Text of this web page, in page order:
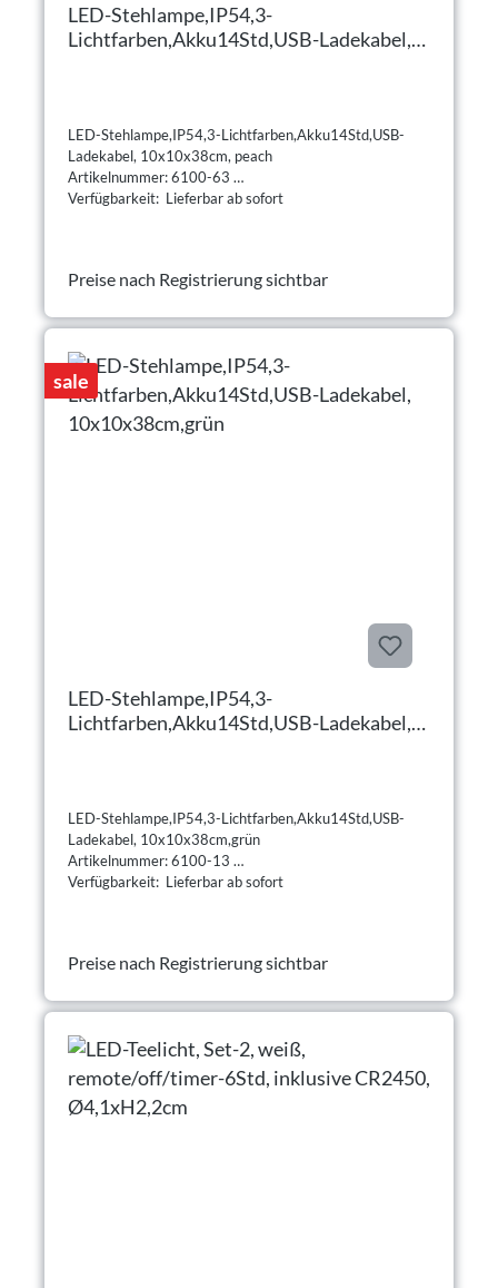
LED-Stehlampe,IP54,3-
Lichtfarben,Akku14Std,USB-Ladekabel,
LED-Stehlampe,IP54,3-Lichtfarben,Akku14Std,USB-
Ladekabel, 10x10x38cm, peach
Artikelnummer: 6100-63
Verfügbarkeit: Lieferbar ab sofort
Preise nach Registrierung sichtbar
sale
LED-Stehlampe,IP54,3-
Lichtfarben,Akku14Std,USB-Ladekabel,
LED-Stehlampe,IP54,3-Lichtfarben,Akku14Std,USB-
Ladekabel, 10x10x38cm,grün
Artikelnummer: 6100-13
Verfügbarkeit: Lieferbar ab sofort
Preise nach Registrierung sichtbar